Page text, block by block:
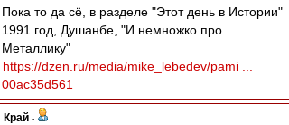
Пока то да сё, в разделе "Этот день в Истории"
1991 год, Душанбе, "И немножко про
Металлику"
https://dzen.ru/media/mike_lebedev/pami ...
00ac35d561
Край -